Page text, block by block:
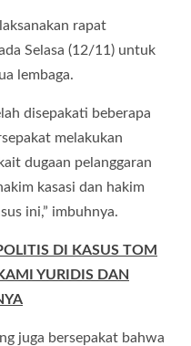
rapat
Selasa (12/11) untuk
lembaga.
disepakati beberapa
melakukan
dugaan pelanggaran
kasasi dan hakim
ini,” imbuhnya.
DI KASUS TOM
YURIDIS DAN
juga bersepakat bahwa